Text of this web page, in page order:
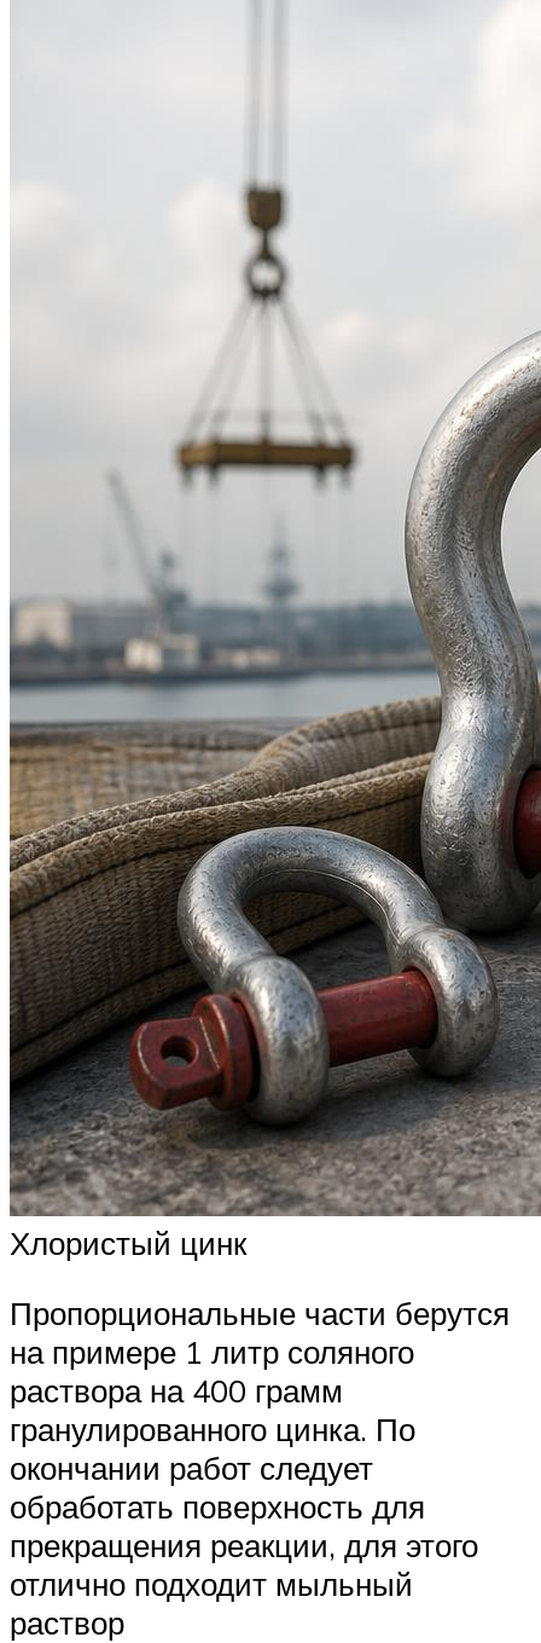
Хлористый цинк
Пропорциональные части берутся
на примере 1 литр соляного
раствора на 400 грамм
гранулированного цинка. По
окончании работ следует
обработать поверхность для
прекращения реакции, для этого
отлично подходит мыльный
раствор